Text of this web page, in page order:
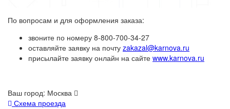
По вопросам и для оформления заказа:
звоните по номеру 8-800-700-34-27
оставляйте заявку на почту zakazal@karnova.ru
присылайте заявку онлайн на сайте www.karnova.ru
Ваш город: Москва
Схема проезда